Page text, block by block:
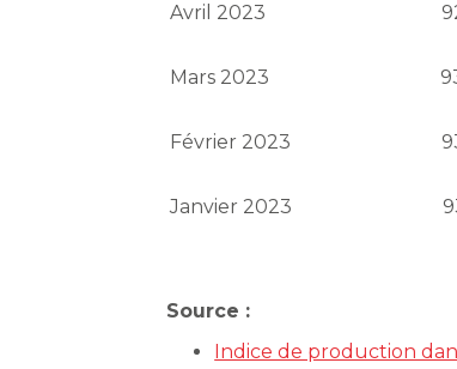
Avril 2023
Mars 2023
Février 2023
Janvier 2023
Source :
Indice de production